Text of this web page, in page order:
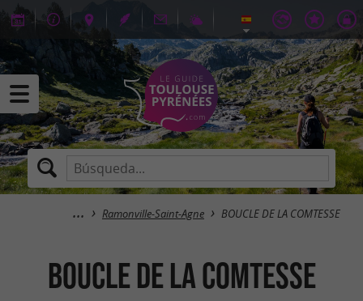
Ramonville-Saint-Agne BOUCLE DE LA COMTESSE
BOUCLE DE LA COMTESSE